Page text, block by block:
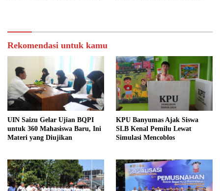
Rekomendasi untuk kamu
UIN Saizu Gelar Ujian BQPI
untuk 360 Mahasiswa Baru, Ini
Materi yang Diujikan
KPU Banyumas Ajak Siswa
SLB Kenal Pemilu Lewat
Simulasi Mencoblos